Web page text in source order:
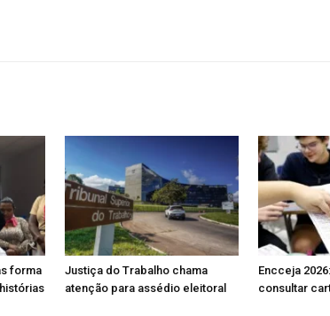
forma
Justiça do Trabalho chama
atenção para assédio eleitoral
Encceja
consultar